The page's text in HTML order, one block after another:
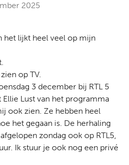
2025
het lijkt heel veel op mijn
op TV.
3 december bij RTL 5
Lust van het programma
ook zien. Ze hebben heel
het gegaan is. De herhaling
zondag ook op RTL5,
Ik stuur je ook nog een privé